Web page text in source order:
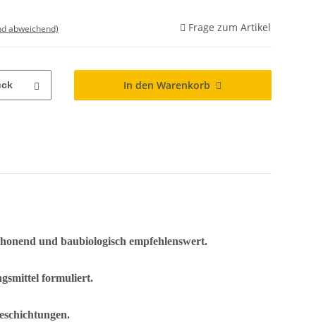
abweichend) Frage zum Artikel
In den Warenkorb
und baubiologisch empfehlenswert.
formuliert.